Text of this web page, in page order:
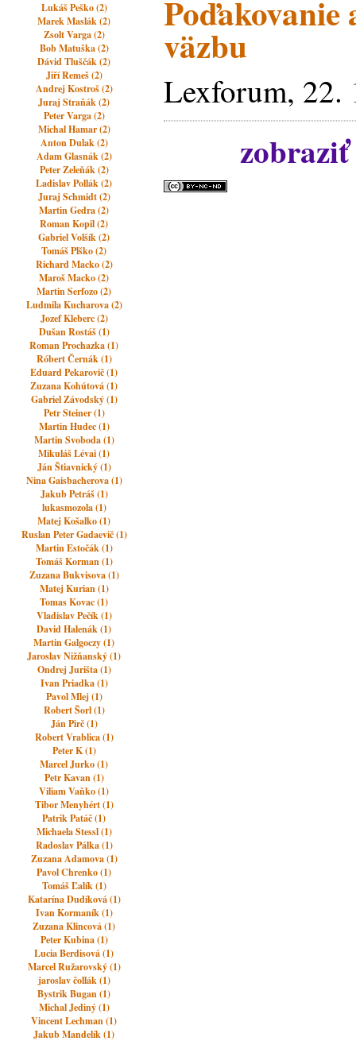
Lukáš Peško (2)
Marek Maslák (2)
Zsolt Varga (2)
Bob Matuška (2)
Dávid Tluščák (2)
Jiří Remeš (2)
Andrej Kostroš (2)
Juraj Straňák (2)
Peter Varga (2)
Michal Hamar (2)
Anton Dulak (2)
Adam Glasnák (2)
Peter Zeleňák (2)
Ladislav Pollák (2)
Juraj Schmidt (2)
Martin Gedra (2)
Roman Kopil (2)
Gabriel Volšík (2)
Tomáš Plško (2)
Richard Macko (2)
Maroš Macko (2)
Martin Serfozo (2)
Ludmila Kucharova (2)
Jozef Kleberc (2)
Dušan Rostáš (1)
Roman Prochazka (1)
Róbert Černák (1)
Eduard Pekarovič (1)
Zuzana Kohútová (1)
Gabriel Závodský (1)
Petr Steiner (1)
Martin Hudec (1)
Martin Svoboda (1)
Mikuláš Lévai (1)
Ján Štiavnický (1)
Nina Gaisbacherova (1)
Jakub Petráš (1)
lukasmozola (1)
Matej Košalko (1)
Ruslan Peter Gadaevič (1)
Martin Estočák (1)
Tomáš Korman (1)
Zuzana Bukvisova (1)
Matej Kurian (1)
Tomas Kovac (1)
Vladislav Pečík (1)
David Halenák (1)
Martin Galgoczy (1)
Jaroslav Nižňanský (1)
Ondrej Jurišta (1)
Ivan Priadka (1)
Pavol Mlej (1)
Robert Šorl (1)
Ján Pirč (1)
Robert Vrablica (1)
Peter K (1)
Marcel Jurko (1)
Petr Kavan (1)
Viliam Vaňko (1)
Tibor Menyhért (1)
Patrik Patáč (1)
Michaela Stessl (1)
Radoslav Pálka (1)
Zuzana Adamova (1)
Pavol Chrenko (1)
Tomáš Ľalík (1)
Katarína Dudíková (1)
Ivan Kormaník (1)
Zuzana Klincová (1)
Peter Kubina (1)
Lucia Berdisová (1)
Marcel Ružarovský (1)
jaroslav čollák (1)
Bystrik Bugan (1)
Michal Jediný (1)
Vincent Lechman (1)
Jakub Mandelík (1)
Poďakovanie
väzbu
Lexforum, 22.